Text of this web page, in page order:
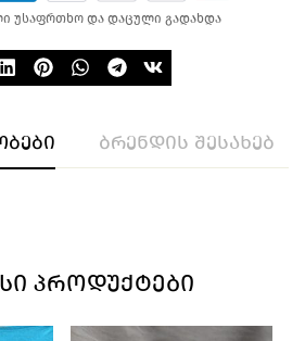
უსაფრთხო და დაცული გადახდა
ბრენდის შესახებ
ᲞᲠᲝᲓᲣᲥᲢᲔᲑᲘ